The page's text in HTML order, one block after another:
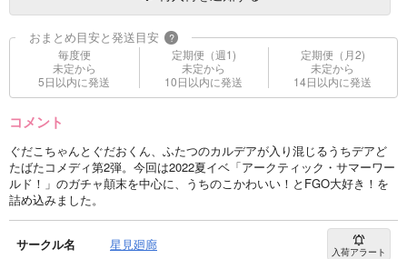
おまとめ目安と発送目安 ?
毎度便
未定から
5日以内に発送
定期便（週1)
未定から
10日以内に発送
定期便（月2)
未定から
14日以内に発送
コメント
ぐだこちゃんとぐだおくん、ふたつのカルデアが入り混じるうちデアど
たばたコメディ第2弾。今回は2022夏イベ「アークティック・サマーワー
ルド！」のガチャ顛末を中心に、うちのこかわいい！とFGO大好き！を
詰め込みました。
サークル名 星見廻廊 入荷アラート